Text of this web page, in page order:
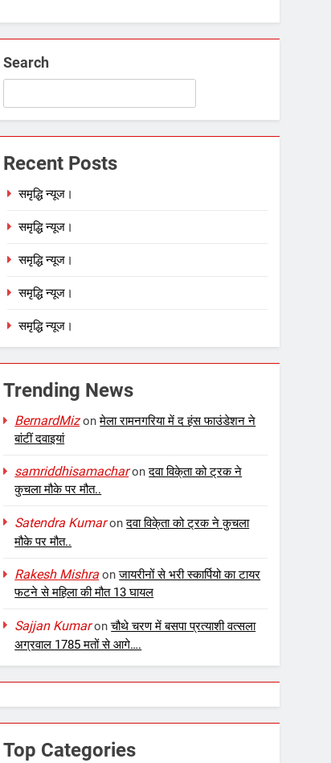
Search
Recent Posts
समृद्धि न्यूज।
समृद्धि न्यूज।
समृद्धि न्यूज।
समृद्धि न्यूज।
समृद्धि न्यूज।
Trending News
BernardMizonमेला रामनगरिया में द हंस फाउंडेशन ने
बांटीं दवाइयां
samriddhisamacharonदवा विके्ता को ट्रक ने
कुचला मौके पर मौत..
Satendra Kumaronदवा विके्ता को ट्रक ने कुचला
मौके पर मौत..
Rakesh Mishra onजायरीनों से भरी स्कार्पियो का टायर
फटने से महिला की मौत 13 घायल
Sajjan Kumaronचौथे चरण में बसपा प्रत्याशी वत्सला
अग्रवाल 1785 मतों से आगे….
Top Categories